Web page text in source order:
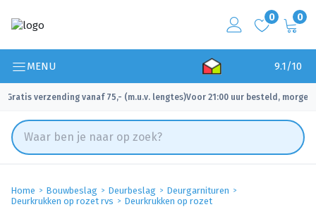
0 0
MENU 9.1/10
Gratis verzending vanaf 75,- (m.u.v. lengtes)
✓ Voor 21:00 uur besteld, morgen
Home Bouwbeslag Deurbeslag
Deurgarnituren
Deurkrukken op rozet rvs
Deurkrukken op rozet